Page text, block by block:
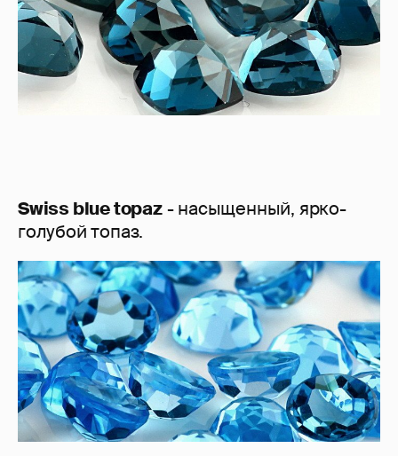
Swiss blue topaz- насыщенный, ярко-
голубой топаз.